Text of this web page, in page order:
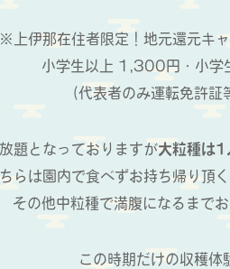
※上伊那在住者限定！地元還元キャ
小学生以上 1,300円・小学
（代表者のみ運転免許証
題となっておりますが大粒種は
らは園内で食べずお持ち帰り頂
その他中粒種で満腹になるまで
この時期だけの収穫体